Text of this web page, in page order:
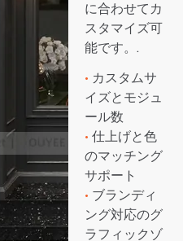
に合わせてカ
スタマイズ可
能です。.
• カスタムサ
イズとモジュ
ール数
• 仕上げと色
のマッチング
サポート
• ブランディ
ング対応のグ
ラフィックゾ